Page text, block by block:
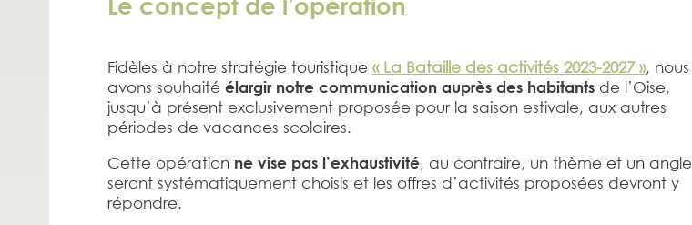
Fidèles à notre stratégie touristique « La Bataille des activités 2023-2027 », nous
avons souhaité élargir notre communication auprès des habitantsde l’Oise,
jusqu’à présent exclusivement proposée pour la saison estivale, aux autres
périodes de vacances scolaires.
Cette opération ne vise pas l’exhaustivité, au contraire, un thème et un angle
seront systématiquement choisis et les offres d’activités proposées devront y
répondre.